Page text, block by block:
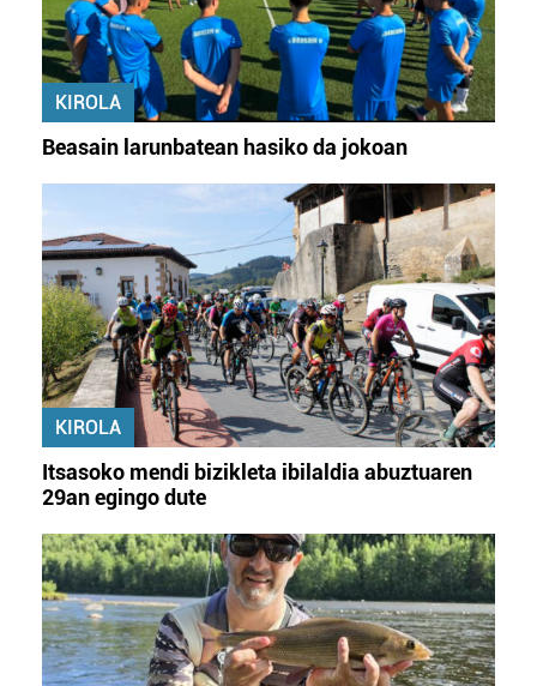
KIROLA
Beasain larunbatean hasiko da jokoan
KIROLA
Itsasoko mendi bizikleta ibilaldia abuztuaren
29an egingo dute